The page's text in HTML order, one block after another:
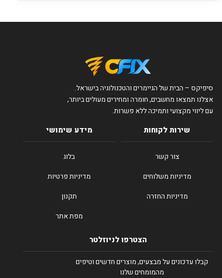
סיפיקס – הבית של הגיימרים והטכנולוגיה בישראל.
אצלנו תמצאו מחשבים, חומרה ומחירים מעולים ביותר,
עם ליווי מקצועי ותמיכה ללא פשרות.
שירות לקוחות
צור קשר
מדיניות משלוחים
מדיניות החזרה
מידע שימושי
בלוג
מדיניות פרטיות
תקנון
מפת אתר
הצטרפו לניוזלטר
קבלו עדכונים על מבצעים, מוצרים חדשים וטיפים
מהמומחים שלנו